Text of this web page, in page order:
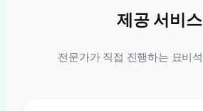
제공 서비스
전문가가 직접 진행하는 묘비